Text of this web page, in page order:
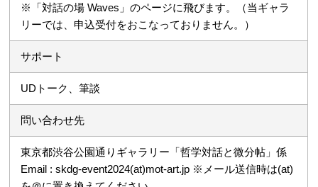
※「対話の場 Waves」のページに飛びます。（当ギャラ
リーでは、申込受付をおこなっておりません。）
サポート
UDトーク、筆談
問い合わせ先
東京都渋谷公園通りギャラリー「哲学対話と微分帖」係
Email : skdg-event2024(at)mot-art.jp ※メール送信時は(at)